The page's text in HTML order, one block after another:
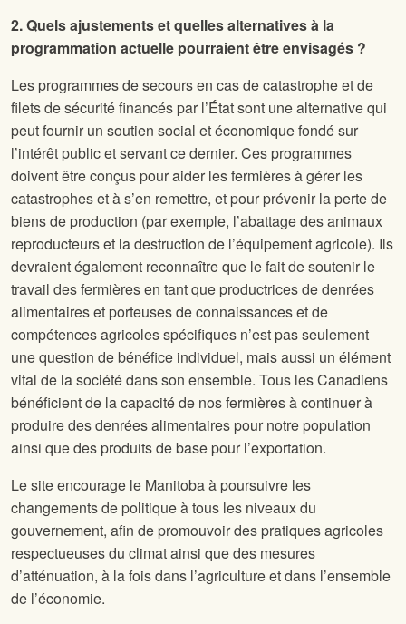
2. Quels ajustements et quelles alternatives à la
programmation actuelle pourraient être envisagés ?
Les programmes de secours en cas de catastrophe et de
filets de sécurité financés par l’État sont une alternative qui
peut fournir un soutien social et économique fondé sur
l’intérêt public et servant ce dernier. Ces programmes
doivent être conçus pour aider les fermières à gérer les
catastrophes et à s’en remettre, et pour prévenir la perte de
biens de production (par exemple, l’abattage des animaux
reproducteurs et la destruction de l’équipement agricole). Ils
devraient également reconnaître que le fait de soutenir le
travail des fermières en tant que productrices de denrées
alimentaires et porteuses de connaissances et de
compétences agricoles spécifiques n’est pas seulement
une question de bénéfice individuel, mais aussi un élément
vital de la société dans son ensemble. Tous les Canadiens
bénéficient de la capacité de nos fermières à continuer à
produire des denrées alimentaires pour notre population
ainsi que des produits de base pour l’exportation.
Le siteencourage le Manitoba à poursuivre les
changements de politique à tous les niveaux du
gouvernement, afin de promouvoir des pratiques agricoles
respectueuses du climat ainsi que des mesures
d’atténuation, à la fois dans l’agriculture et dans l’ensemble
de l’économie.